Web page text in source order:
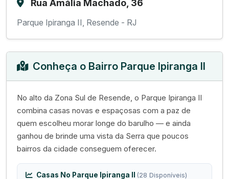
Rua Amália Machado, 36
Parque Ipiranga II, Resende - RJ
Conheça o Bairro Parque Ipiranga II
No alto da Zona Sul de Resende, o Parque Ipiranga II
combina casas novas e espaçosas com a paz de
quem escolheu morar longe do barulho — e ainda
ganhou de brinde uma vista da Serra que poucos
bairros da cidade conseguem oferecer.
Casas No Parque Ipiranga II (28 Disponíveis)